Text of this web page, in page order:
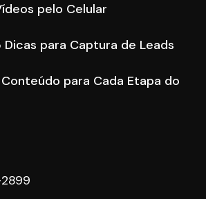
pelo Celular
Dicas para Captura de Leads
para Cada Etapa do